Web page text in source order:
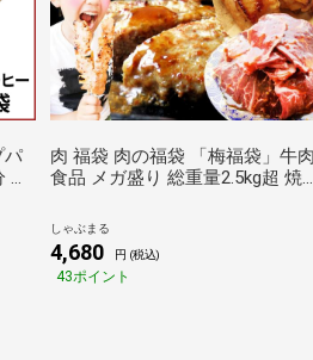
肉 福袋 肉の福袋 「梅福袋」牛肉
食品 メガ盛り 総重量2.5kg超 焼
キング1位＆人気のお肉豪華セッ
ト しゃぶまる
しゃぶまる
4,680 円 (税込)
43ポイント